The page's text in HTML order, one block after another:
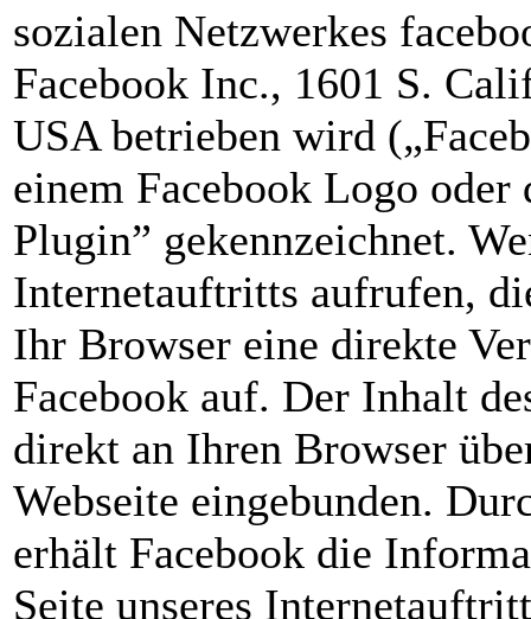
sozialen Netzwerkes
Facebook Inc., 1601 S.
USA betrieben wird
einem Facebook Logo oder
Plugin” gekennzeichnet.
Internetauftritts aufrufen,
Ihr Browser eine direkte
Facebook auf. Der Inhalt
direkt an Ihren Browser
Webseite eingebunden.
erhält Facebook die
Seite unseres